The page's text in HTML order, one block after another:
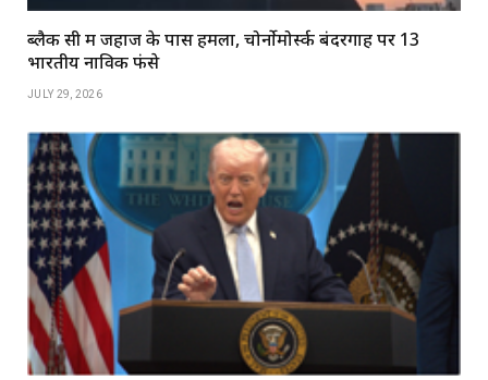
ब्लैक सी में जहाज के पास हमला, चोर्नोमोर्स्क बंदरगाह पर 13
भारतीय नाविक फंसे
JULY 29, 2026